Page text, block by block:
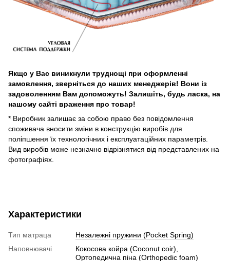
Якщо у Вас виникнули труднощі при оформленні
замовлення, зверніться до наших менеджерів! Вони із
задоволенням Вам допоможуть! Залишіть, будь ласка, на
нашому сайті враження про товар!
* Виробник залишає за собою право без повідомлення
споживача вносити зміни в конструкцію виробів для
поліпшення їх технологічних і експлуатаційних параметрів.
Вид виробів може незначно відрізнятися від представлених на
фотографіях.
Характеристики
Тип матраца
Незалежні пружини (Pocket Spring)
Наповнювачі
Кокосова койра (Coconut coir),
Ортопедична піна (Orthopedic foam)